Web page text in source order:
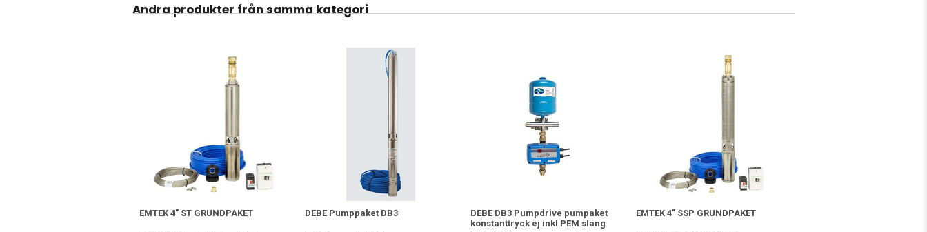
Andra produkter från samma kategori
EMTEK 4" ST GRUNDPAKET DEBE Pumppaket DB3
DEBE DB3 Pumpdrive pumpaket
konstanttryck ej inkl PEM slang
EMTEK 4" SSP GRUNDPAKET